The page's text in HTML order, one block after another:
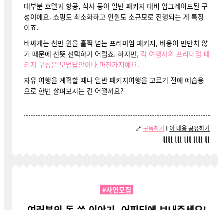
대부분 호텔과 항공, 식사 등이 일반 패키지 대비 업그레이드된 구
성이에요. 쇼핑도 최소화하고 인원도 소규모로 진행되는 게 특징
이죠.
비싸게는 천만 원을 훌쩍 넘는 프리미엄 패키지, 비용이 만만치 않
기 때문에 선뜻 선택하기 어렵죠. 하지만, 각 여행사의 프리미엄 패
키지 구성은 모범답안이나 마찬가지예요.
자유 여행을 계획할 때나 일반 패키지여행을 고르기 전에 예습용
으로 한번 살펴보시는 건 어떨까요?
🔗구독하기 I 이 내용 공유하기
llll lll lll llll ll
#사연모집